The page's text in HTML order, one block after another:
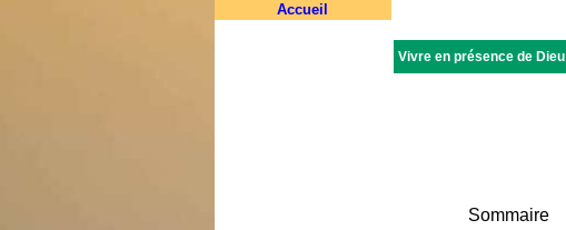
Accueil
Vivre en présence de Dieu
Sommaire